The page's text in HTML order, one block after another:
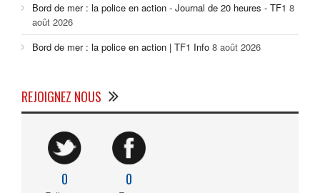
Bord de mer : la police en action - Journal de 20 heures - TF1 8
août 2026
Bord de mer : la police en action | TF1 Info 8 août 2026
REJOIGNEZ NOUS
0 0